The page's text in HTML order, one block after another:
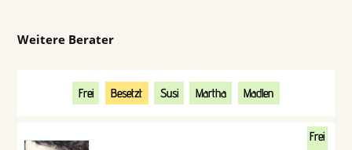
Weitere Berater
Frei Besetzt Susi Martha Madlen
Frei